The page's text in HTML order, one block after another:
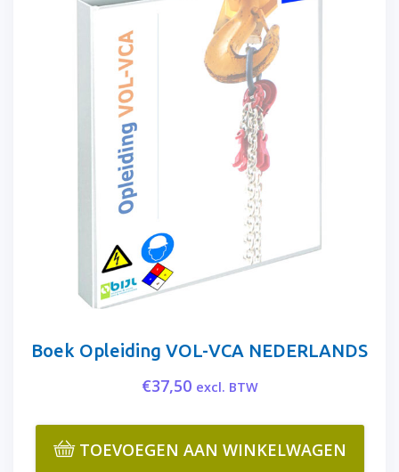
Boek Opleiding VOL-VCA NEDERLANDS
€37,50 excl. BTW
TOEVOEGEN AAN WINKELWAGEN